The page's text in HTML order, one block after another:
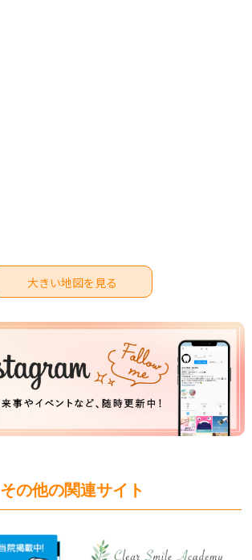
大きい地図を見る
その他の関連サイト